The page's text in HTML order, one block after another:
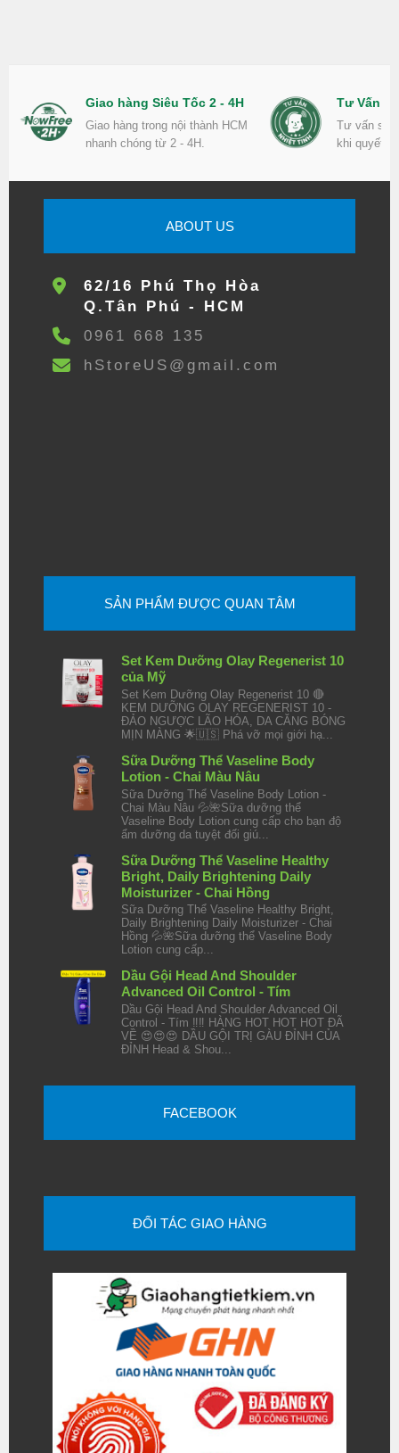
Giao hàng Siêu Tốc 2 - 4H
Giao hàng trong nội thành HCM
nhanh chóng từ 2 - 4H.
Tư Vấn
Tư vấn
khi quyết
ABOUT US
62/16 Phú Thọ Hòa
Q.Tân Phú - HCM
0961 668 135
hStoreUS@gmail.com
SẢN PHẨM ĐƯỢC QUAN TÂM
Set Kem Dưỡng Olay Regenerist 10
của Mỹ
Set Kem Dưỡng Olay Regenerist 10 🔴
KEM DƯỠNG OLAY REGENERIST 10 -
ĐẢO NGƯỢC LÃO HÓA, DA CĂNG BÓNG
MỊN MÀNG 🌟🇺🇸 Phá vỡ mọi giới hạ...
Sữa Dưỡng Thể Vaseline Body
Lotion - Chai Màu Nâu
Sữa Dưỡng Thể Vaseline Body Lotion -
Chai Màu Nâu 💦🌺Sữa dưỡng thể
Vaseline Body Lotion cung cấp cho bạn độ
ẩm dưỡng da tuyệt đối giú...
Sữa Dưỡng Thể Vaseline Healthy
Bright, Daily Brightening Daily
Moisturizer - Chai Hồng
Sữa Dưỡng Thể Vaseline Healthy Bright,
Daily Brightening Daily Moisturizer - Chai
Hồng 💦🌺Sữa dưỡng thể Vaseline Body
Lotion cung cấp...
Dầu Gội Head And Shoulder
Advanced Oil Control - Tím
Dầu Gội Head And Shoulder Advanced Oil
Control - Tím ‼️‼️ HÀNG HOT HOT HOT ĐÃ
VỀ 😍😍😍 DẦU GỘI TRỊ GÀU ĐỈNH CỦA
ĐỈNH Head & Shou...
FACEBOOK
ĐỐI TÁC GIAO HÀNG